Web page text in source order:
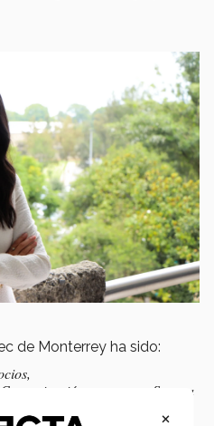
de Monterrey ha sido:
en campus Sonora
×